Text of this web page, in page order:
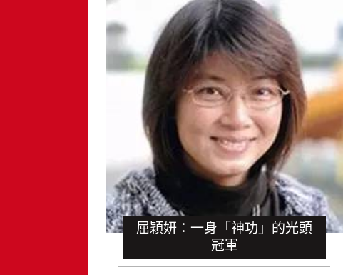
屈穎妍：一身「神功」的光頭
冠軍